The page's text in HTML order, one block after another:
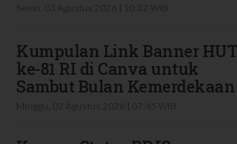
Kumpulan Link Banner HUT
ke-81 RI di Canva untuk
Sambut Bulan Kemerdekaan